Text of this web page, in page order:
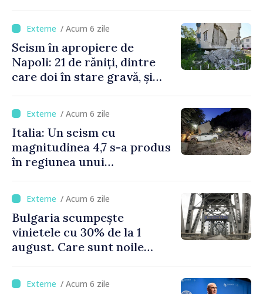
/ Acum 6 zile
Seism în apropiere de
Napoli: 21 de răniți, dintre
care doi în stare gravă, și
/ Acum 6 zile
Italia: Un seism cu
magnitudinea 4,7 s-a produs
în regiunea unui
de Napoli
/ Acum 6 zile
Bulgaria scumpește
vinietele cu 30% de la 1
august. Care sunt noile
/ Acum 6 zile